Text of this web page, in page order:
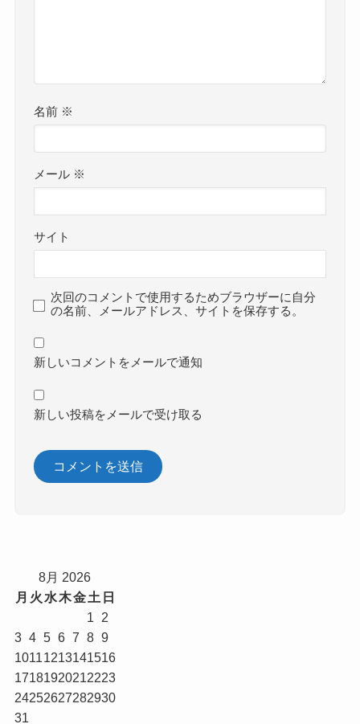
名前 ※
メール ※
サイト
次回のコメントで使用するためブラウザーに自分
の名前、メールアドレス、サイトを保存する。
新しいコメントをメールで通知
新しい投稿をメールで受け取る
8月 2026
月 火 水木金土 日
1
2
3 4 5 6 7 8 9
10111213141516
17181920212223
24252627282930
31